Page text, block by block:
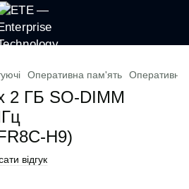
Оперативна пам'ять Оперативна
2 ГБ SO-DIMM
H9)
відгук